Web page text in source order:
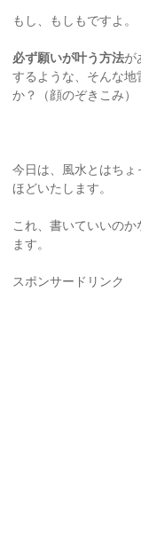
もし、もしもですよ。
必ず願いが叶う方法が
するような、そんな
か？（顔のぞきこみ）
今日は、風水とはち
ほどいたします。
これ、書いていいの
ます。
スポンサードリンク